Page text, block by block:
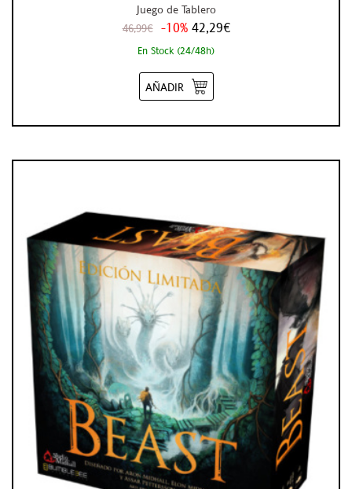
Juego de Tablero
46,99€ -10% 42,29€
En Stock (24/48h)
AÑADIR